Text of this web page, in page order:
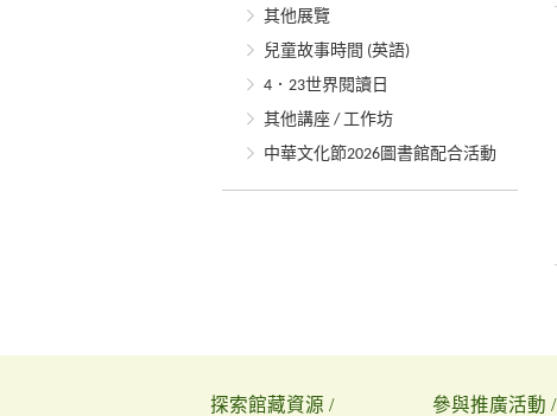
其他展覽
兒童故事時間 (英語)
4．23世界閱讀日
其他講座 / 工作坊
中華文化節2026圖書館配合活動
探索館藏資源 / 參與推廣活動 /